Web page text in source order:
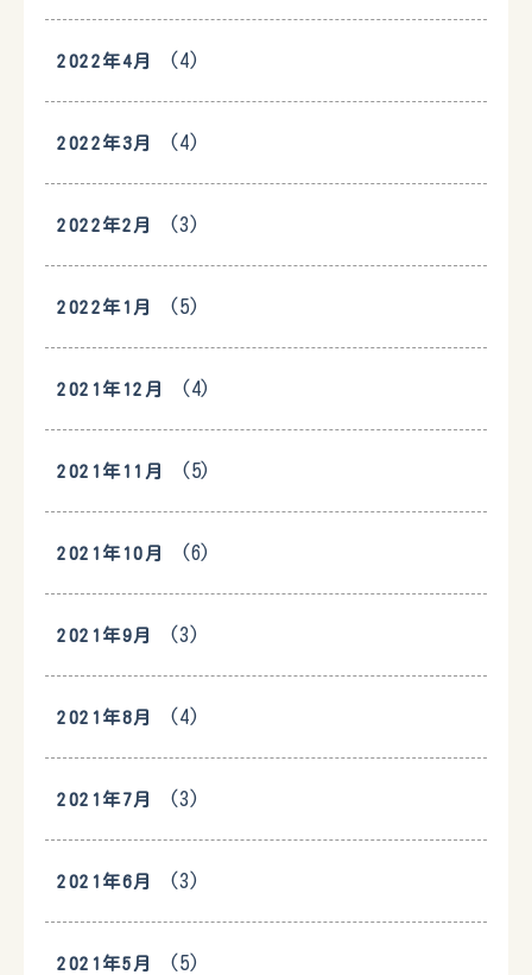
2022年4月 (4)
2022年3月 (4)
2022年2月 (3)
2022年1月 (5)
2021年12月 (4)
2021年11月 (5)
2021年10月 (6)
2021年9月 (3)
2021年8月 (4)
2021年7月 (3)
2021年6月 (3)
2021年5月 (5)